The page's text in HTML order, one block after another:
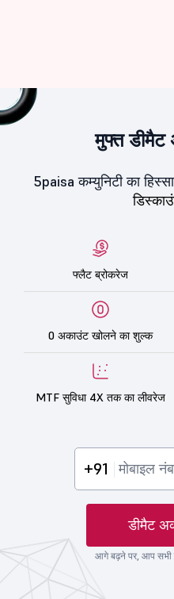
मुफ्त
5paisa कम्युनिटी का
फ्लैट ब्रोकरेज
0 अकाउंट खोलने का शुल्क
MTF सुविधा 4X तक का लीवरेज
+91
डीमैट
आगे बढ़ने पर, आप सभी